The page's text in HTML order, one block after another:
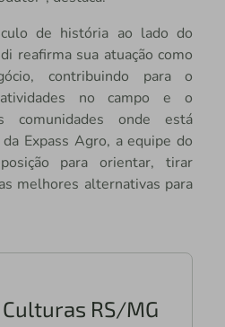
de história ao lado do
reafirma sua atuação como
contribuindo para o
no campo e o
comunidades onde está
Expass Agro, a equipe do
para orientar, tirar
melhores alternativas para
RS/MG